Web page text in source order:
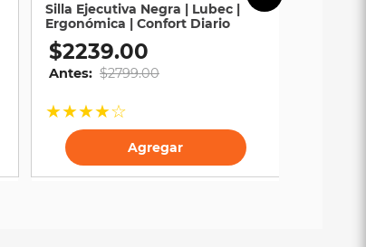
Silla Ejecutiva Negra | Lubec |
Ergonómica | Confort Diario
Antes: $2799.00
$2239.00
★★★★☆
Agregar